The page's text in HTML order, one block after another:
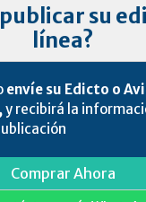
su
línea?
envíe su Edicto o
y recibirá la
Comprar Ahora